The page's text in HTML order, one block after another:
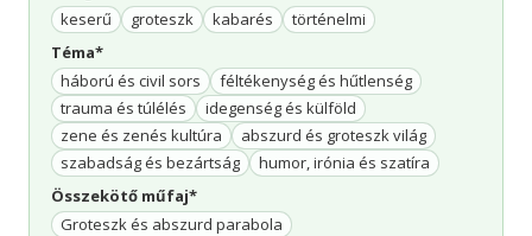
keserű
groteszk kabarés
történelmi
Téma*
háború és civil sors
féltékenység és hűtlenség
trauma és túlélés
idegenség és külföld
zene és zenés kultúra
abszurd és groteszk világ
szabadság és bezártság
humor, irónia és szatíra
Összekötő műfaj*
Groteszk és abszurd parabola